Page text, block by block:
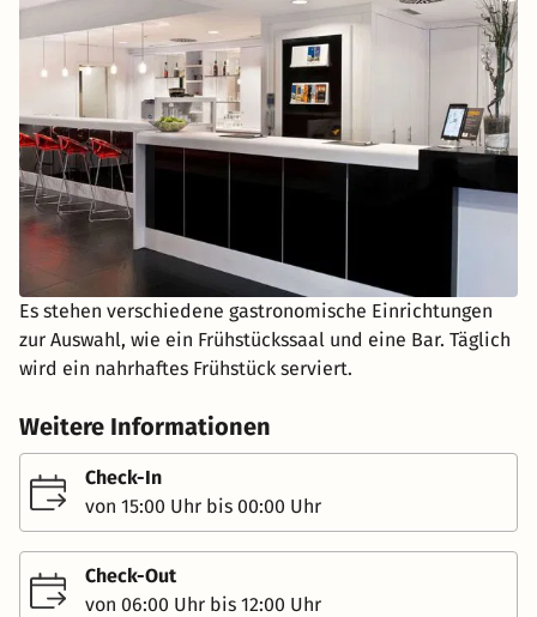
Es stehen verschiedene gastronomische Einrichtungen
zur Auswahl, wie ein Frühstückssaal und eine Bar. Täglich
wird ein nahrhaftes Frühstück serviert.
Weitere Informationen
Check-In
von 15:00 Uhr bis 00:00 Uhr
Check-Out
von 06:00 Uhr bis 12:00 Uhr